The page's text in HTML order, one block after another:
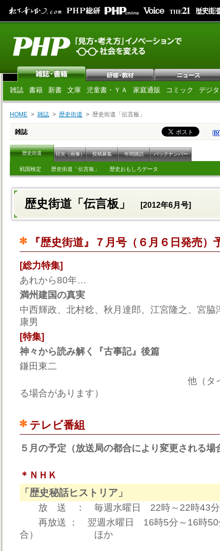
雑誌 書籍 新書 文庫 児童書・ＹＡ 家庭通販 コミック デジ
HOME 雑誌 歴史街道 歴史街道「伝言板」
雑誌
歴史街道 目次（画像） 投稿募集 年間購読 バックナンバー
戦国検定 歴史街道「伝言板」 歴史おもしろデータ
歴史街道「伝言板」 [2012年6月号]
『歴史街道』７月号（６月６日発売）
[総力特集]
あれから80年…
満州建国の真実
中西輝政、北村稔、秋月達郎、江宮隆之、宮脇
康男
[特集]
神々から読み解く『古事記』後篇
鎌田東二
他（タイトルは一
る場合があります）
テレビ番組
５月の予定（放送局の都合により変更される場
＊ＮＨＫ
「歴史秘話ヒストリア」
放 送 ： 毎週水曜日 22時～22時43分
再放送 ： 翌週水曜日 16時5分～16時50
合） ほか